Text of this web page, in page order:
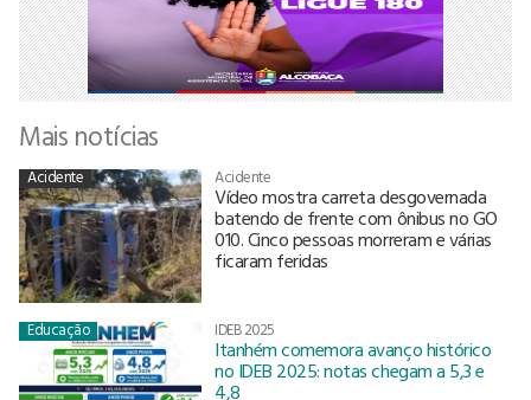
Mais notícias
Acidente Acidente
Vídeo mostra carreta desgovernada
batendo de frente com ônibus no GO
010. Cinco pessoas morreram e várias
ficaram feridas
Educação IDEB 2025
Itanhém comemora avanço histórico
no IDEB 2025: notas chegam a 5,3 e
4,8